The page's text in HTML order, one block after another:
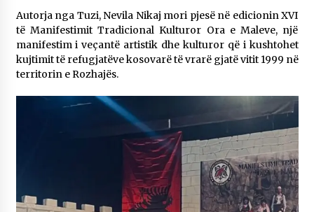
Autorja nga Tuzi, Nevila Nikaj mori pjesë në edicionin XVI
të Manifestimit Tradicional Kulturor Ora e Maleve, një
manifestim i veçantë artistik dhe kulturor që i kushtohet
kujtimit të refugjatëve kosovarë të vrarë gjatë vitit 1999 në
territorin e Rozhajës.